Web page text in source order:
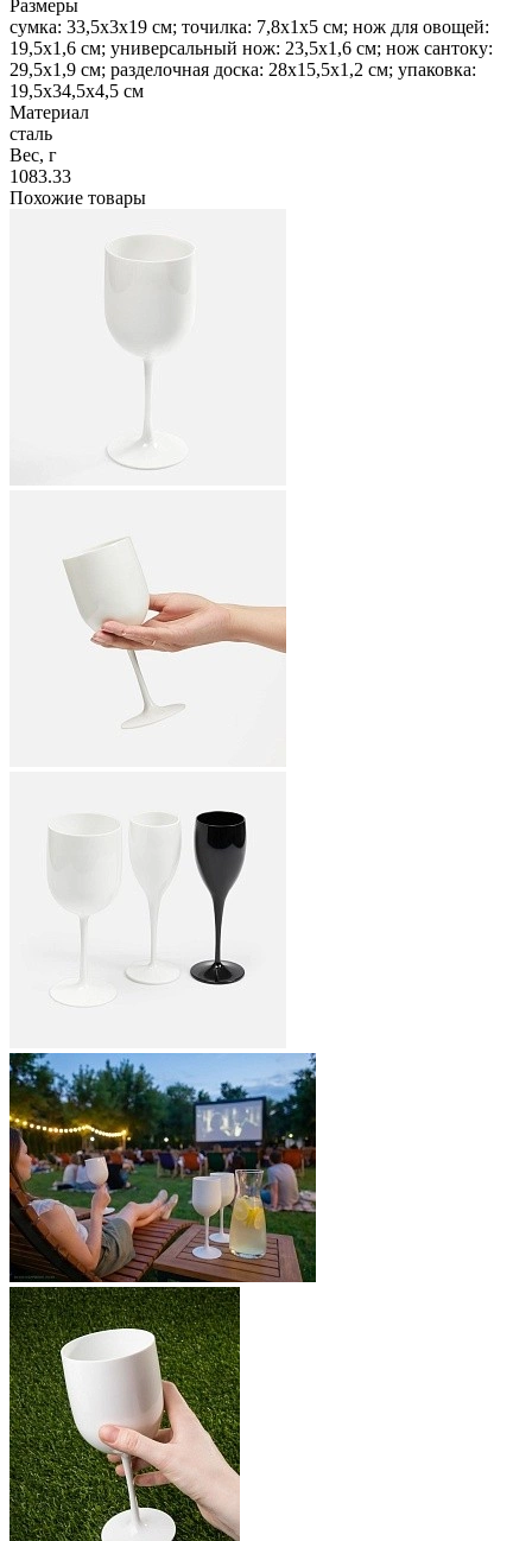
Размеры
сумка: 33,5х3х19 см; точилка: 7,8х1х5 см; нож для овощей:
19,5х1,6 см; универсальный нож: 23,5х1,6 см; нож сантоку:
29,5х1,9 см; разделочная доска: 28х15,5х1,2 см; упаковка:
19,5х34,5х4,5 см
Материал
сталь
Вес, г
1083.33
Похожие товары